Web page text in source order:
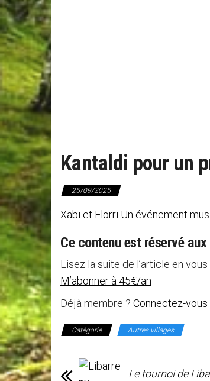
Kantaldi pour un
25/09/2025
Xabi et Elorri Un événement
Ce contenu est réservé
Lisez la suite de l’article en
M’abonner à 45€/an
Déjà membre ? Connectez-vous
Catégorie Autres villages
Le tournoi de